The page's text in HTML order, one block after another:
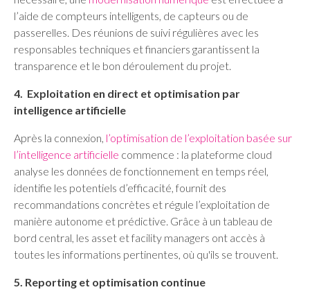
l’aide de compteurs intelligents, de capteurs ou de
passerelles. Des réunions de suivi régulières avec les
responsables techniques et financiers garantissent la
transparence et le bon déroulement du projet.
4. Exploitation en direct et optimisation par
intelligence artificielle
Après la connexion, l’optimisation de l’exploitation basée sur
l’intelligence artificielle commence : la plateforme cloud
analyse les données de fonctionnement en temps réel,
identifie les potentiels d’efficacité, fournit des
recommandations concrètes et régule l’exploitation de
manière autonome et prédictive. Grâce à un tableau de
bord central, les asset et facility managers ont accès à
toutes les informations pertinentes, où qu'ils se trouvent.
5. Reporting et optimisation continue